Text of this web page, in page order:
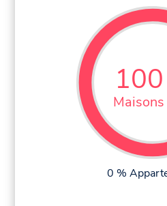
Maisons
0 %